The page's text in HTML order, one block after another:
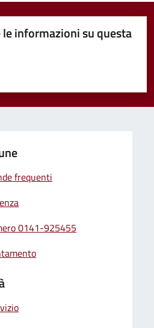
informazioni su questa
su 5
su 5
5
frequenti
0141-925455